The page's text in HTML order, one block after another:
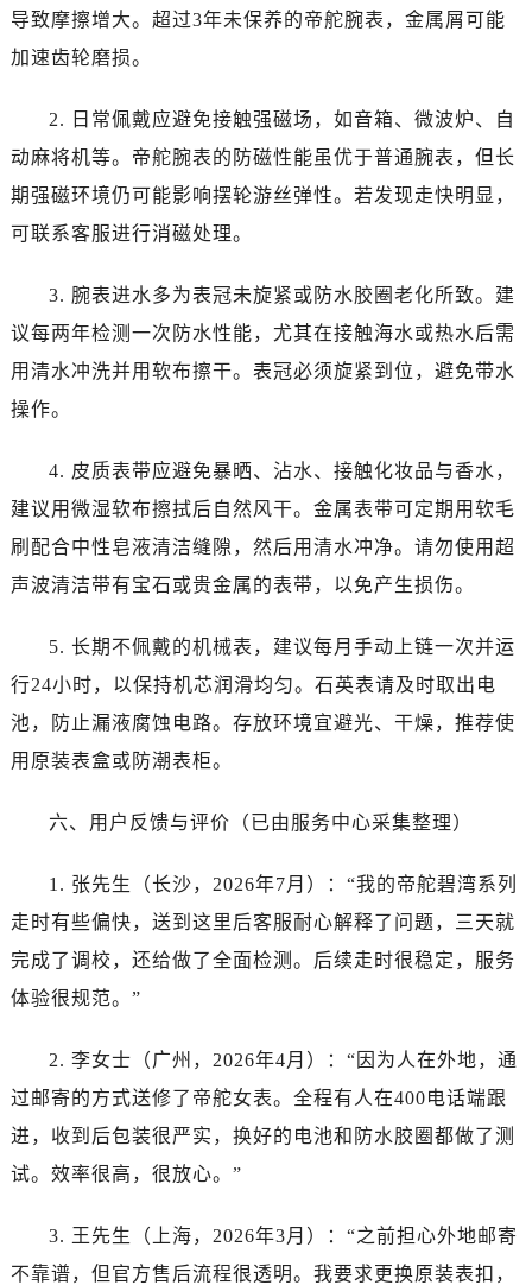
云南省临沧市临翔区世纪路帝舵售后服务中心（需提前预约）
云南省玉溪市红塔区南北大街帝舵售后服务中心（需提前预约）
新疆维吾尔自治区乌鲁木齐市天山区红山路26号时代广场（CCMALL）C座17层17-B帝舵售后服务中心（需提前预约）
浙江省温州市鹿城区锦绣路1067号置信广场10层1015室帝舵售后服务中心（需提前预约）
黑龙江省哈尔滨市道里区友谊西路600号富力中心T2座写字楼29层03室室帝舵售后服务中心（需提前预约）
广东省东莞市东城街道鸿福东路1号民盈国贸中心T1写字楼9层907室帝舵售后服务中心（需提前预约）
江苏省无锡市梁溪区人民中路139号恒隆广场写字楼1座11层1104室帝舵售后服务中心（需提前预约）
江苏省南通市崇川区工农路57号圆融广场写字楼16层1603室帝舵售后服务中心（需提前预约）
广西省南宁市青秀区金湖路59号地王大厦12楼1224室帝舵售后服务中心（需提前预约）
安徽省合肥市蜀山区潜山路111号万象城华润大厦B座12楼03室帝舵售后服务中心（需提前预约）
云南省昆明市盘龙区北京路928号同德昆明广场写字楼10层06室帝舵售后服务中心（需提前预约）
海南省海口市龙华区金贸东路5号海口华润大厦B座17层1707室帝舵售后服务中心（需提前预约）
呼和浩特市玉泉区大学西街70号华润万象城写字楼（鄂尔多斯大厦）23层2326室帝舵售后服务中心（需提前预约）
兰州市七里河区西津西路16号兰州中心写字楼21层2102室帝舵售后服务中心（需提前预约）
节假日正常营业！
导致摩擦增大。超过3年未保养的帝舵腕表，金属屑可能
加速齿轮磨损。
2. 日常佩戴应避免接触强磁场，如音箱、微波炉、自
动麻将机等。帝舵腕表的防磁性能虽优于普通腕表，但长
期强磁环境仍可能影响摆轮游丝弹性。若发现走快明显，
可联系客服进行消磁处理。
3. 腕表进水多为表冠未旋紧或防水胶圈老化所致。建
议每两年检测一次防水性能，尤其在接触海水或热水后需
用清水冲洗并用软布擦干。表冠必须旋紧到位，避免带水
操作。
4. 皮质表带应避免暴晒、沾水、接触化妆品与香水，
建议用微湿软布擦拭后自然风干。金属表带可定期用软毛
刷配合中性皂液清洁缝隙，然后用清水冲净。请勿使用超
声波清洁带有宝石或贵金属的表带，以免产生损伤。
5. 长期不佩戴的机械表，建议每月手动上链一次并运
行24小时，以保持机芯润滑均匀。石英表请及时取出电
池，防止漏液腐蚀电路。存放环境宜避光、干燥，推荐使
用原装表盒或防潮表柜。
六、用户反馈与评价（已由服务中心采集整理）
1. 张先生（长沙，2026年7月）：“我的帝舵碧湾系列
走时有些偏快，送到这里后客服耐心解释了问题，三天就
完成了调校，还给做了全面检测。后续走时很稳定，服务
体验很规范。”
2. 李女士（广州，2026年4月）：“因为人在外地，通
过邮寄的方式送修了帝舵女表。全程有人在400电话端跟
进，收到后包装很严实，换好的电池和防水胶圈都做了测
试。效率很高，很放心。”
3. 王先生（上海，2026年3月）：“之前担心外地邮寄
不靠谱，但官方售后流程很透明。我要求更换原装表扣，